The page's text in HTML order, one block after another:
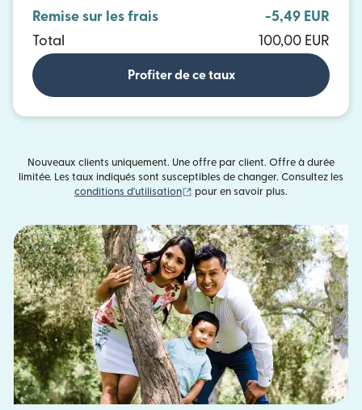
Remise sur les frais
-5,49 EUR
Total
100,00 EUR
Profiter de ce taux
Nouveaux clients uniquement. Une offre par client. Offre à durée
limitée. Les taux indiqués sont susceptibles de changer. Consultez les
conditions d'utilisation
(s'ouvre dans une nouvelle fenêtre)
pour en savoir plus.